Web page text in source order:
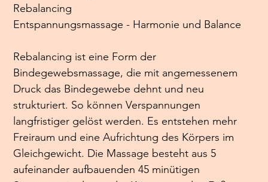
Rebalancing
Entspannungsmassage - Harmonie und Balance
Rebalancing ist eine Form der
Bindegewebsmassage, die mit angemessenem
Druck das Bindegewebe dehnt und neu
strukturiert. So können Verspannungen
langfristiger gelöst werden. Es entstehen mehr
Freiraum und eine Aufrichtung des Körpers im
Gleichgewicht. Die Massage besteht aus 5
aufeinander aufbauenden 45 minütigen